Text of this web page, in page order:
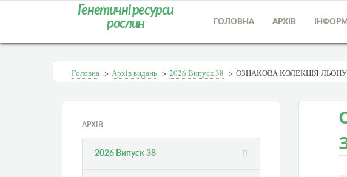
Генетичні ресурси
рослин
ГОЛОВНА АРХІВ
Головна > Архів видань > 2026 Випуск 38 > ОЗНАКОВА КОЛЕКЦІЯ
АРХІВ
2026 Випуск 38